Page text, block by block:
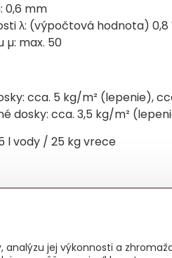
0,6 mm
λ: (výpočtová hodnota) 0,8
µ: max. 50
cca. 5 kg/m² (lepenie),
dosky: cca. 3,5 kg/m²
l vody / 25 kg vrece
jej výkonnosti a